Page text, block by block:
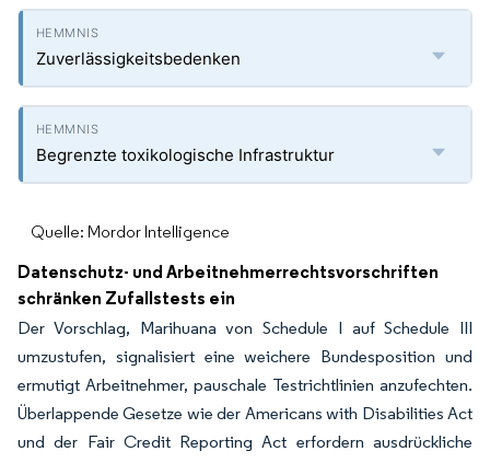
Zuverlässigkeitsbedenken
Begrenzte toxikologische Infrastruktur
Quelle: Mordor Intelligence
Datenschutz- und Arbeitnehmerrechtsvorschriften
schränken Zufallstests ein
Der Vorschlag, Marihuana von Schedule I auf Schedule III
umzustufen, signalisiert eine weichere Bundesposition und
ermutigt Arbeitnehmer, pauschale Testrichtlinien anzufechten.
Überlappende Gesetze wie der Americans with Disabilities Act
und der Fair Credit Reporting Act erfordern ausdrückliche